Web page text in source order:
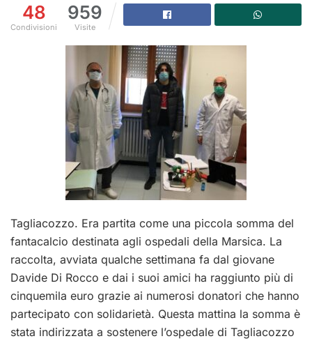
48
Condivisioni
959
Visite
Tagliacozzo. Era partita come una piccola somma del
fantacalcio destinata agli ospedali della Marsica. La
raccolta, avviata qualche settimana fa dal giovane
Davide Di Rocco e dai i suoi amici ha raggiunto più di
cinquemila euro grazie ai numerosi donatori che hanno
partecipato con solidarietà. Questa mattina la somma è
stata indirizzata a sostenere l’ospedale di Tagliacozzo